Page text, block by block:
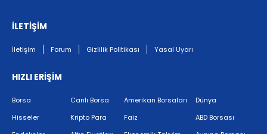
İLETİŞİM
İletişim Forum Gizlilik Politikası Yasal Uyarı
HIZLI ERİŞİM
Borsa
Hisseler
Canlı Borsa
Kripto Para
Amerikan Borsaları
Faiz
Dünya
ABD Borsası